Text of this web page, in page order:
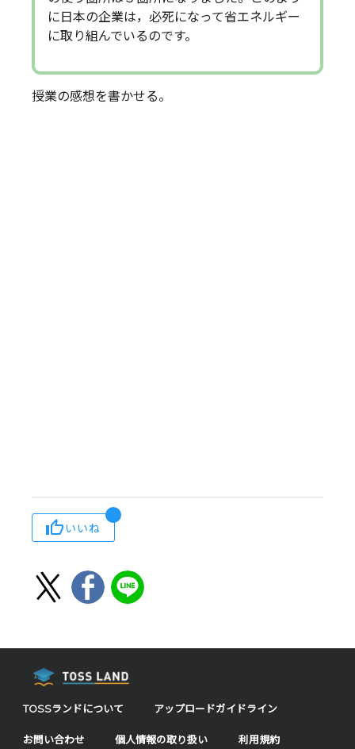
に日本の企業は，必死になって省エネルギー
に取り組んでいるのです。
授業の感想を書かせる。
いいね
TOSSランドについて アップロードガイドライン
お問い合わせ 個人情報の取り扱い 利用規約